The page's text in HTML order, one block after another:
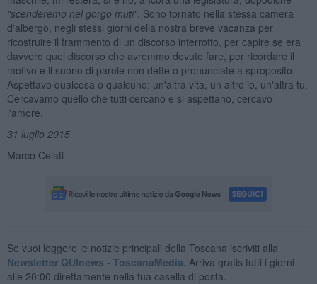
"scenderemo nel gorgo muti". Sono tornato nella stessa camera
d'albergo, negli stessi giorni della nostra breve vacanza per
ricostruire il frammento di un discorso interrotto, per capire se era
davvero quel discorso che avremmo dovuto fare, per ricordare il
motivo e il suono di parole non dette o pronunciate a sproposito.
Aspettavo qualcosa o qualcuno: un'altra vita, un altro io, un'altra tu.
Cercavamo quello che tutti cercano e si aspettano, cercavo
l'amore.
31 luglio 2015
Marco Celati
Se vuoi leggere le notizie principali della Toscana iscriviti alla
Newsletter QUInews - ToscanaMedia. Arriva gratis tutti i giorni
alle 20:00 direttamente nella tua casella di posta.